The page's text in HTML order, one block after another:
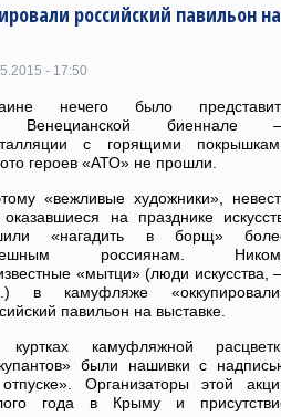
российский павильон на
- 17:50
нечего было
Венецианской биеннале
с горящими
героев «АТО» не прошли.
«вежливые художники»,
оказавшиеся на празднике
«нагадить в борщ»
россиянам.
«мытци» (люди искусства,
в камуфляже
павильон на выставке.
камуфляжной
были нашивки с
Организаторы этой
года в Крыму и